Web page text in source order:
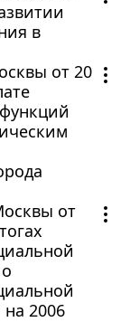
в
от 20
от
2006